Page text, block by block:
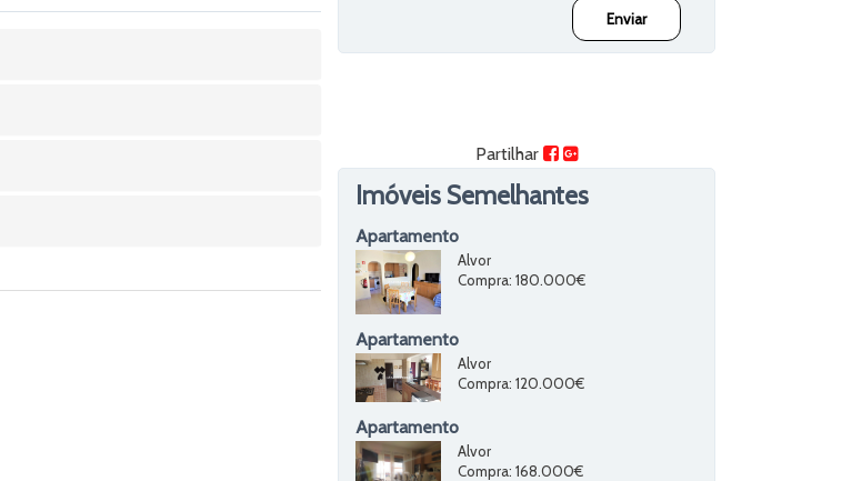
Partilhar
Imóveis Semelhantes
Apartamento
Alvor
Compra: 180.000€
Apartamento
Alvor
Compra: 120.000€
Apartamento
Alvor
Compra: 168.000€